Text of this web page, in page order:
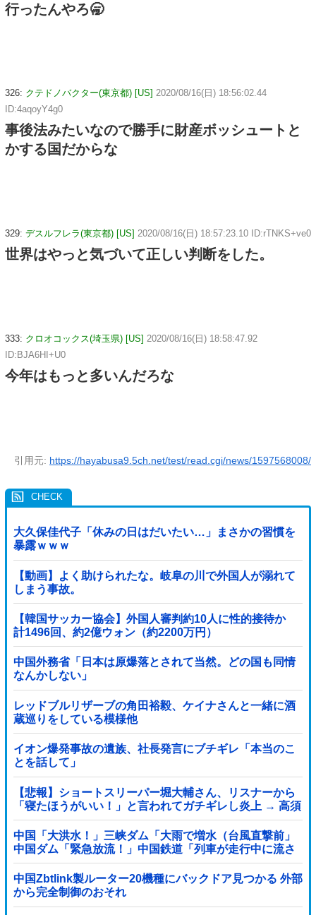
行ったんやろ🥱
326: クテドノバクター(東京都) [US] 2020/08/16(日) 18:56:02.44
ID:4aqoyY4g0
事後法みたいなので勝手に財産ボッシュートと
かする国だからな
329: デスルフレラ(東京都) [US] 2020/08/16(日) 18:57:23.10 ID:rTNKS+ve0
世界はやっと気づいて正しい判断をした。
333: クロオコックス(埼玉県) [US] 2020/08/16(日) 18:58:47.92
ID:BJA6HI+U0
今年はもっと多いんだろな
引用元: https://hayabusa9.5ch.net/test/read.cgi/news/1597568008/
大久保佳代子「休みの日はだいたい…」まさかの習慣を
暴露ｗｗｗ
【動画】よく助けられたな。岐阜の川で外国人が溺れて
しまう事故。
【韓国サッカー協会】外国人審判約10人に性的接待か
計1496回、約2億ウォン（約2200万円）
中国外務省「日本は原爆落とされて当然。どの国も同情
なんかしない」
レッドブルリザーブの角田裕毅、ケイナさんと一緒に酒
蔵巡りをしている模様他
イオン爆発事故の遺族、社長発言にブチギレ「本当のこ
とを話して」
【悲報】ショートスリーパー堀大輔さん、リスナーから
「寝たほうがいい！」と言われてガチギレし炎上 → 高須
幹也医師の医学的アドバイスに激昂 ｗｗｗｗｗｗｗｗｗ
中国「大洪水！」三峡ダム「大雨で増水（台風直撃前」
中国ダム「緊急放流！」中国鉄道「列車が走行中に流さ
れる」中国避難所「支援物資は有料です」謎の勢力
「え」→
中国Zbtlink製ルーター20機種にバックドア見つかる 外部
から完全制御のおそれ